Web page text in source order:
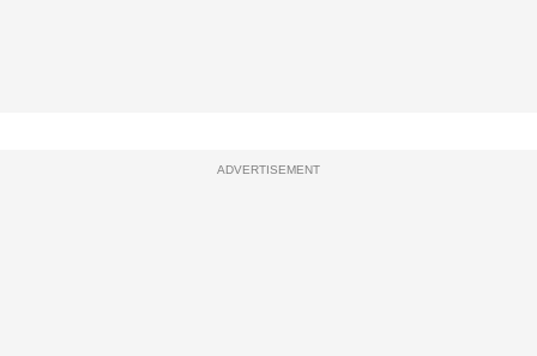
ADVERTISEMENT